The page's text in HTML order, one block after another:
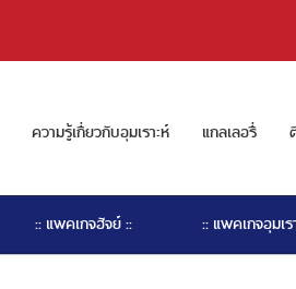
ความรู้เกี่ยวกับอุมเราะห์ แกลเลอรี่
:: แพคเกจฮัจย์ :: :: แพคเกจอุมเร